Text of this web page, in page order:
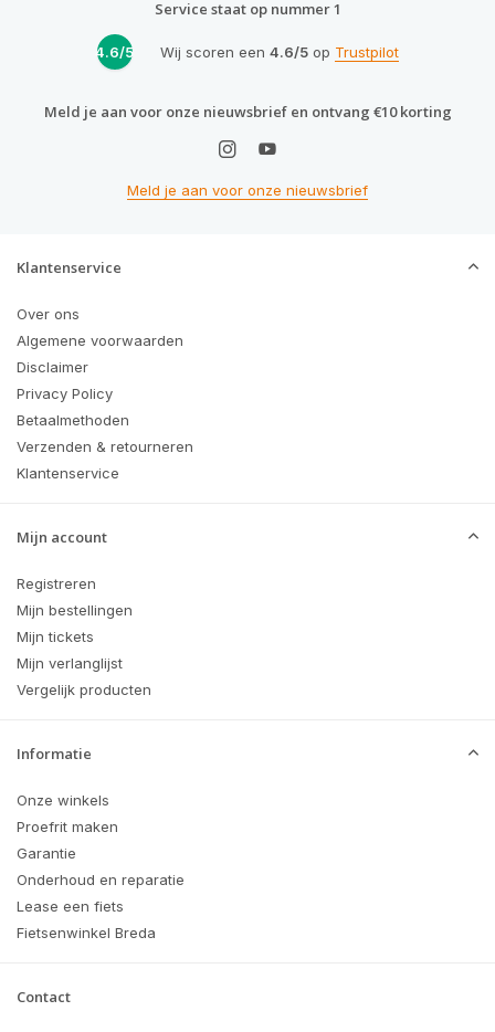
Service staat op nummer 1
4.6/5 Wij scoren een 4.6/5op Trustpilot
Meld je aan voor onze nieuwsbrief en ontvang €10 korting
Meld je aan voor onze nieuwsbrief
Klantenservice
Over ons
Algemene voorwaarden
Disclaimer
Privacy Policy
Betaalmethoden
Verzenden & retourneren
Klantenservice
Mijn account
Registreren
Mijn bestellingen
Mijn tickets
Mijn verlanglijst
Vergelijk producten
Informatie
Onze winkels
Proefrit maken
Garantie
Onderhoud en reparatie
Lease een fiets
Fietsenwinkel Breda
Contact